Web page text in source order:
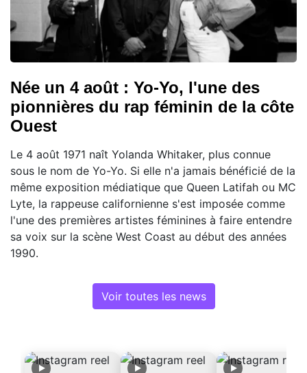
Née un 4 août : Yo-Yo, l'une des
pionnières du rap féminin de la côte
Ouest
Le 4 août 1971 naît Yolanda Whitaker, plus connue
sous le nom de Yo-Yo. Si elle n'a jamais bénéficié de la
même exposition médiatique que Queen Latifah ou MC
Lyte, la rappeuse californienne s'est imposée comme
l'une des premières artistes féminines à faire entendre
sa voix sur la scène West Coast au début des années
1990.
Voir toutes les news